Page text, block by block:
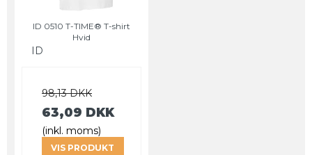
ID 0510 T-TIME® T-shirt
Hvid
ID
98,13 DKK
63,09 DKK
(inkl. moms)
VIS PRODUKT